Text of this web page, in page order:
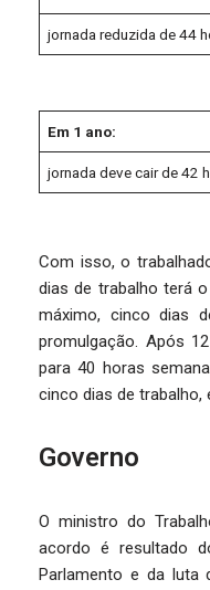
jornada reduzida de 44
Em 1 ano:
jornada deve cair de 42
Com isso, o
dias de trabalho terá
máximo, cinco dias
promulgação. Após
para 40 horas
cinco dias de trabalho,
Governo
O ministro do
acordo é resultado
Parlamento e da luta